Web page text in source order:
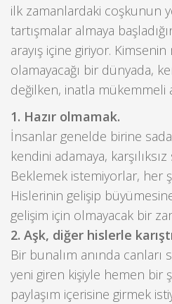
ilk zamanlardaki coşkunun
tartışmalar almaya
arayış içine giriyor.
olamayacağı bir dünyada,
değilken, inatla mükemmeli
1. Hazır olmamak.
İnsanlar genelde birine
kendini adamaya,
Beklemek istemiyorlar, her
Hislerinin gelişip
gelişim için olmayacak bir
2. Aşk, diğer hislerle
Bir bunalım anında canları
yeni giren kişiyle hemen bir
paylaşım içerisine girmek